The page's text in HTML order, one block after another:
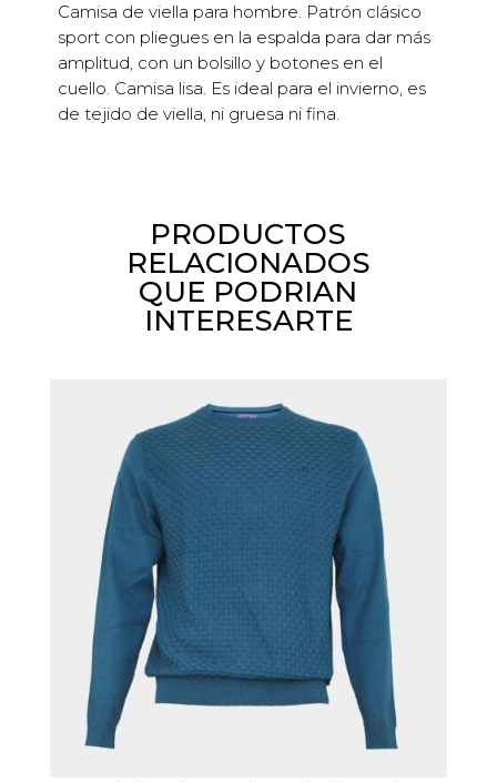
fondo
blanco
cantidad
Camisa de viella para hombre. Patrón clásico
sport con pliegues en la espalda para dar más
amplitud, con un bolsillo y botones en el
cuello. Camisa lisa. Es ideal para el invierno, es
de tejido de viella, ni gruesa ni fina.
PRODUCTOS
RELACIONADOS
QUE PODRIAN
INTERESARTE